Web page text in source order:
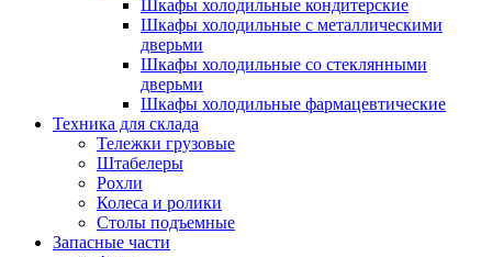
Шкафы холодильные кондитерские
Шкафы холодильные с металлическими
дверьми
Шкафы холодильные со стеклянными
дверьми
Шкафы холодильные фармацевтические
Техника для склада
Тележки грузовые
Штабелеры
Рохли
Колеса и ролики
Столы подъемные
Запасные части